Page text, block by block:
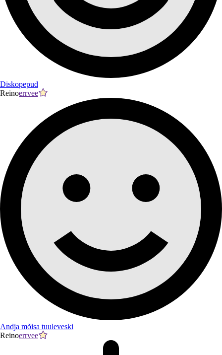
Diskopepud
Reinoerrvee
Andja mõisa tuuleveski
Reinoerrvee